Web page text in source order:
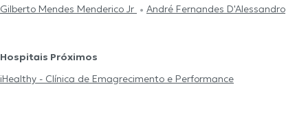
Gilberto Mendes Menderico Jr
André Fernandes D'Alessandro
Hospitais Próximos
iHealthy - Clínica de Emagrecimento e Performance